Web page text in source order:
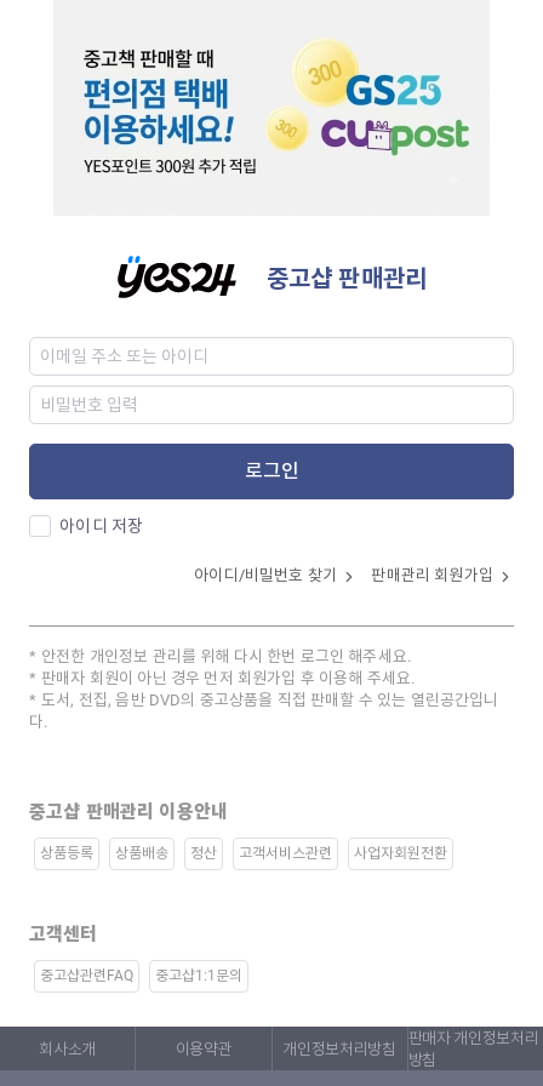
중고샵 판매관리
로그인
아이디 저장
아이디/비밀번호 찾기 판매관리 회원가입
안전한 개인정보 관리를 위해 다시 한번 로그인 해주세요.
판매자 회원이 아닌 경우 먼저 회원가입 후 이용해 주세요.
도서, 전집, 음반 DVD의 중고상품을 직접 판매할 수 있는 열린공간입니
다.
중고샵 판매관리 이용안내
상품등록 상품배송 정산 고객서비스관련 사업자회원전환
고객센터
중고샵관련FAQ 중고샵1:1문의
회사소개 이용약관 개인정보처리방침
판매자 개인정보처리
방침